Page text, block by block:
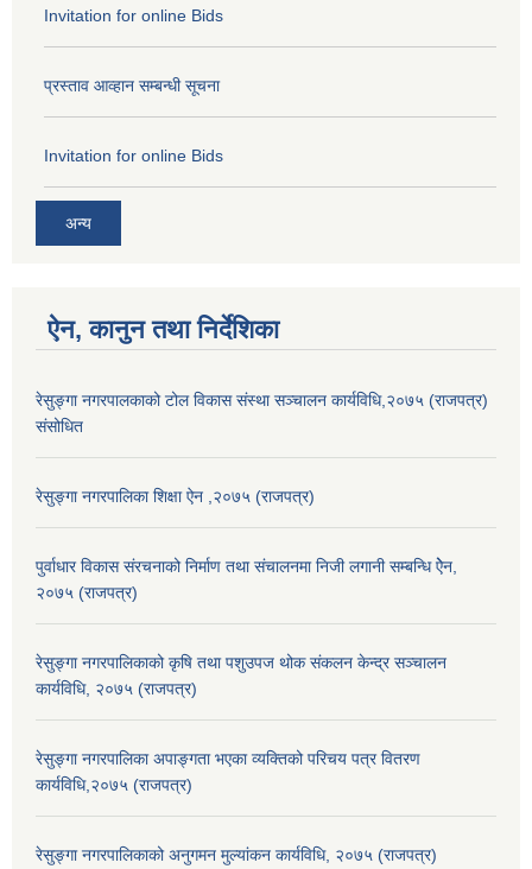
Invitation for online Bids
प्रस्ताव आव्हान सम्बन्धी सूचना
Invitation for online Bids
अन्य
ऐन, कानुन तथा निर्देशिका
रेसुङ्गा नगरपालकाको टोल विकास संस्था सञ्चालन कार्यविधि,२०७५ (राजपत्र)
संसोधित
रेसुङ्गा नगरपालिका शिक्षा ऐन ,२०७५ (राजपत्र)
पुर्वाधार विकास संरचनाको निर्माण तथा स‌ंचालनमा निजी लगानी सम्बन्धि ऐेन,
२०७५ (राजपत्र)
रेसुङ्गा नगरपालिकाको कृषि तथा पशुउपज थोक संकलन केन्द्र सञ्चालन
कार्यविधि, २०७५ (राजपत्र)
रेसुङ्गा नगरपालिका अपाङ्गता भएका व्यक्तिको परिचय पत्र वितरण
कार्यविधि,२०७५ (राजपत्र)
रेसुङ्गा नगरपालिकाको अनुगमन मुल्यांकन कार्यविधि, २०७५ (राजपत्र)